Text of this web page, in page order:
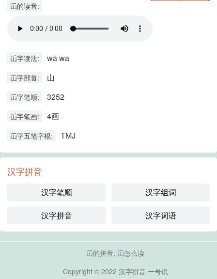
屲的读音:
屲字读法: wā wa
屲字部首: 山
屲字笔顺: 3252
屲字笔画: 4画
屲字五笔字根: TMJ
汉字拼音
汉字笔顺 汉字组词
汉字拼音 汉字词语
屲的拼音, 屲怎么读
Copyright © 2022 汉字拼音一号说